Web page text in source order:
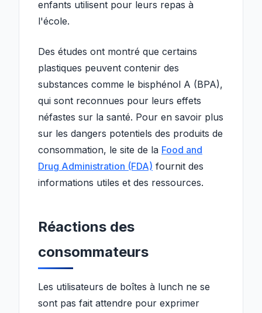
enfants utilisent pour leurs repas à
l'école.
Des études ont montré que certains
plastiques peuvent contenir des
substances comme le bisphénol A (BPA),
qui sont reconnues pour leurs effets
néfastes sur la santé. Pour en savoir plus
sur les dangers potentiels des produits de
consommation, le site de la Food and
Drug Administration (FDA) fournit des
informations utiles et des ressources.
Réactions des
consommateurs
Les utilisateurs de boîtes à lunch ne se
sont pas fait attendre pour exprimer